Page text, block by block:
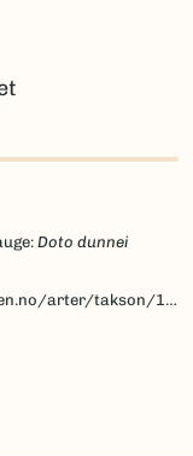
Doto dunnei
takson/160856/beskrivelse